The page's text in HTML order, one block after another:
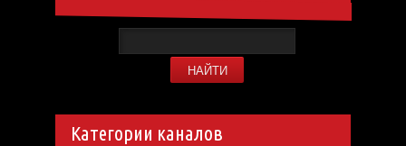
Категории каналов